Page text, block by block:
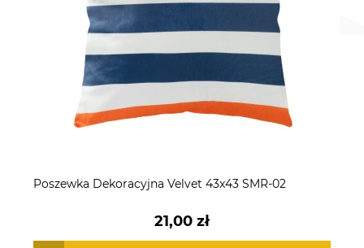
Poszewka Dekoracyjna Velvet 43x43 SMR-02
21,00 zł